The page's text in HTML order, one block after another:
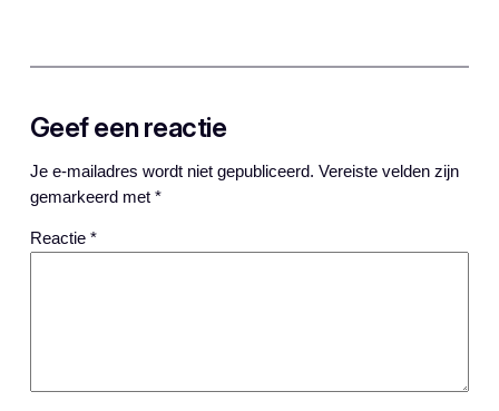
Geef een reactie
Je e-mailadres wordt niet gepubliceerd. Vereiste velden zijn
gemarkeerd met *
Reactie *